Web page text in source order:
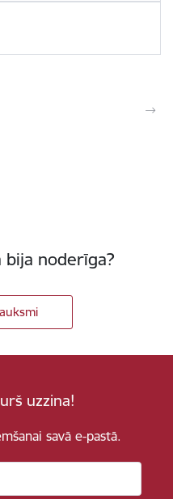
noderīga?
uzzina!
savā e-pastā.